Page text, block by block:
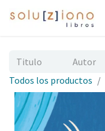
Todos los productos